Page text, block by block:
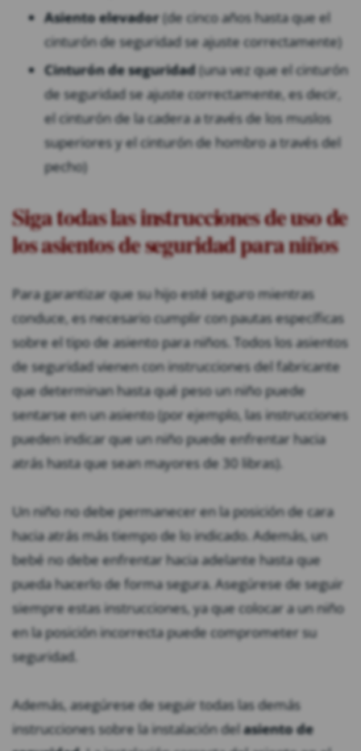
Asiento elevador(de cinco años hasta que el
cinturón de seguridad se ajuste correctamente)
Cinturón de seguridad(una vez que el cinturón
de seguridad se ajuste correctamente, es decir,
el cinturón de la cadera a través de los muslos
superiores y el cinturón de hombro a través del
pecho)
Siga todas las instrucciones de uso de
los asientos de seguridad para niños
Para garantizar que su hijo esté seguro mientras
conduce, es necesario cumplir con pautas específicas
sobre el tipo de asiento para niños. Todos los asientos
de seguridad vienen con instrucciones del fabricante
que determinan hasta qué peso un niño puede
sentarse en un asiento (por ejemplo, las instrucciones
pueden indicar que un niño puede enfrentar hacia
atrás hasta que sean mayores de 30 libras).
Un niño no debe permanecer en la posición de cara
hacia atrás más tiempo de lo indicado. Además, un
bebé no debe enfrentar hacia adelante hasta que
pueda hacerlo de forma segura. Asegúrese de seguir
siempre estas instrucciones, ya que colocar a un niño
en la posición incorrecta puede comprometer su
seguridad.
Además, asegúrese de seguir todas las demás
instrucciones sobre la instalación delasiento de